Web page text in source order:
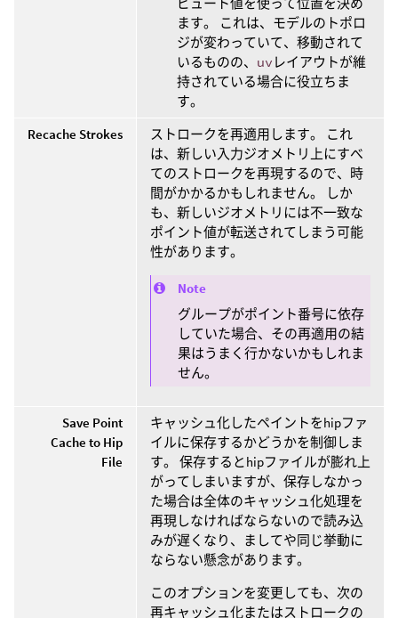
ます。 これは、モデルのトポロ
ジが変わっていて、移動されて
いるものの、 uv レイアウトが維
持されている場合に役立ちま
す。
Recache Strokes
ストロークを再適用します。 これ
は、新しい入力ジオメトリ上にすべ
てのストロークを再現するので、時
間がかかるかもしれません。 しか
も、新しいジオメトリには不一致な
ポイント値が転送されてしまう可能
性があります。
Note
グループがポイント番号に依存
していた場合、その再適用の結
果はうまく行かないかもしれま
せん。
Save Point
Cache to Hip
File
キャッシュ化したペイントをhipファ
イルに保存するかどうかを制御しま
す。 保存するとhipファイルが膨れ上
がってしまいますが、保存しなかっ
た場合は全体のキャッシュ化処理を
再現しなければならないので読み込
みが遅くなり、ましてや同じ挙動に
ならない懸念があります。
このオプションを変更しても、次の
再キャッシュ化またはストロークの